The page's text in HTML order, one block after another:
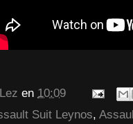
en 10:09
Suit Leynos,